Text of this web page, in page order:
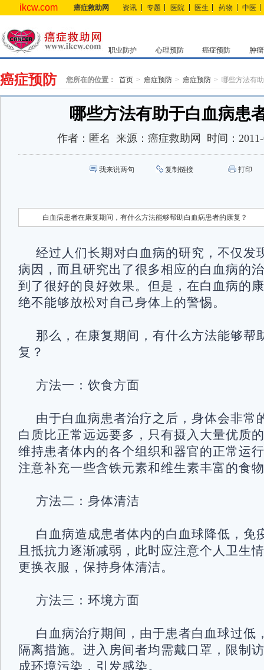
ikcw.com 癌症救助网 资讯 专题 医院 医生 药物 中医
职业防护 心理预防 癌症预防 肿
癌症预防 您所在的位置： 首页 癌症预防 癌症预防 哪些方法有
哪些方法有助于白血病患
作者： 匿名 来源： 癌症救助网 时间：
我来说两句 复制链接 打印
白血病患者在康复期间，有什么方法能够帮助白血病患者的康复？
经过人们长期对白血病的研究，不仅发
病因，而且研究出了很多相应的白血病的
到了很好的良好效果。但是，在白血病的
绝不能够放松对自己身体上的警惕。
那么，在康复期间，有什么方法能够帮
复？
方法一：饮食方面
由于白血病患者治疗之后，身体会非常
白质比正常远远要多，只有摄入大量优质
维持患者体内的各个组织和器官的正常运
注意补充一些含铁元素和维生素丰富的食
方法二：身体清洁
白血病造成患者体内的白血球降低，免
且抵抗力逐渐减弱，此时应注意个人卫生
更换衣服，保持身体清洁。
方法三：环境方面
白血病治疗期间，由于患者白血球过低
隔离措施。进入房间者均需戴口罩，限制
成环境污染，引发感染。